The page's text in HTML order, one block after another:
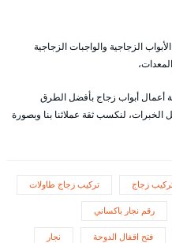
الزجاجية والواجبات الزجاجية
أعمال أبواب زجاج بأفضل الطرق
لنكسب ثقة عملائنا بنا وبصورة
زجاج تركيب زجاج طاولات
رقم نجار باكساني
فتح اقفال الدوحة نجار